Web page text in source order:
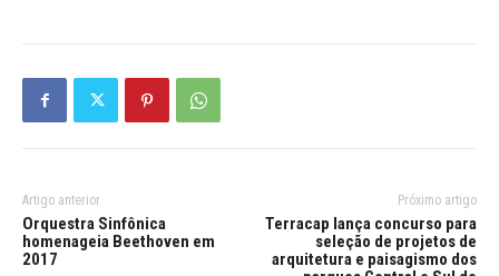
Artigo anterior
Orquestra Sinfônica
homenageia Beethoven em
2017
Próximo artigo
Terracap lança concurso para
seleção de projetos de
arquitetura e paisagismo dos